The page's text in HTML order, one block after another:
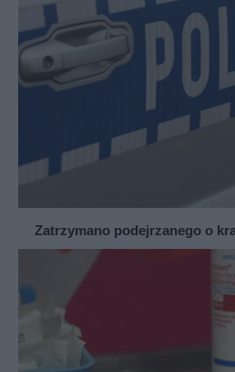
Zatrzymano podejrzanego o